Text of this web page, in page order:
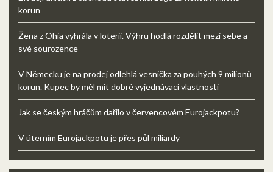
korun
Žena z Ohia vyhrála v loterii. Výhru hodlá rozdělit mezi sebe a
své sourozence
V Německu je na prodej odlehlá vesnička za pouhých 9 milionů
korun. Kupec by měl mít dobré vyjednávací vlastnosti
Jak se českým hráčům dařilo v červencovém Eurojackpotu?
V úterním Eurojackpotu je přes půl miliardy